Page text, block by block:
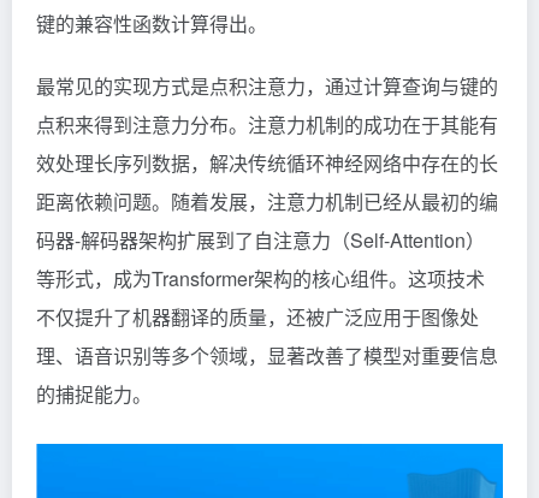
键的兼容性函数计算得出。
最常见的实现方式是点积注意力，通过计算查询与键的
点积来得到注意力分布。注意力机制的成功在于其能有
效处理长序列数据，解决传统循环神经网络中存在的长
距离依赖问题。随着发展，注意力机制已经从最初的编
码器-解码器架构扩展到了自注意力（Self-Attention）
等形式，成为Transformer架构的核心组件。这项技术
不仅提升了机器翻译的质量，还被广泛应用于图像处
理、语音识别等多个领域，显著改善了模型对重要信息
的捕捉能力。